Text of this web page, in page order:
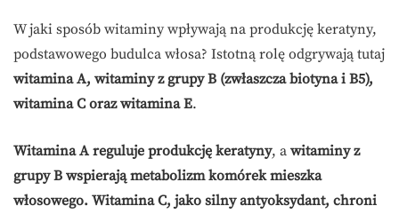
W jaki sposób witaminy wpływają na produkcję keratyny,
podstawowego budulca włosa? Istotną rolę odgrywają tutaj
witamina A, witaminy z grupy B (zwłaszcza biotyna i B5),
witamina C oraz witamina E.
Witamina A reguluje produkcję keratyny, a witaminy z
grupy B wspierają metabolizm komórek mieszka
włosowego. Witamina C, jako silny antyoksydant, chroni